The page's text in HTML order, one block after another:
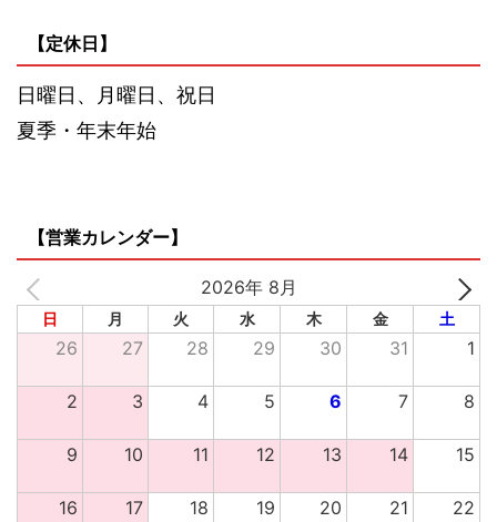
【定休日】
日曜日、月曜日、祝日
夏季・年末年始
【営業カレンダー】
2026年 8月
日 月 火 水 木 金 土
26 27 28 29 30 31 1
2 3 4 5 6 7 8
9 10 11 12 13 14 15
16 17 18 19 20 21 22